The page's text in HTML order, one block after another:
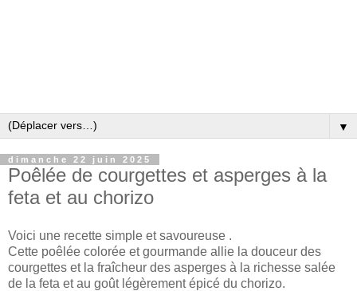
▼
dimanche 22 juin 2025
Poêlée de courgettes et asperges à la
feta et au chorizo
Voici une recette simple et savoureuse .
Cette poêlée colorée et gourmande allie la douceur des
courgettes et la fraîcheur des asperges à la richesse salée
de la feta et au goût légèrement épicé du chorizo.